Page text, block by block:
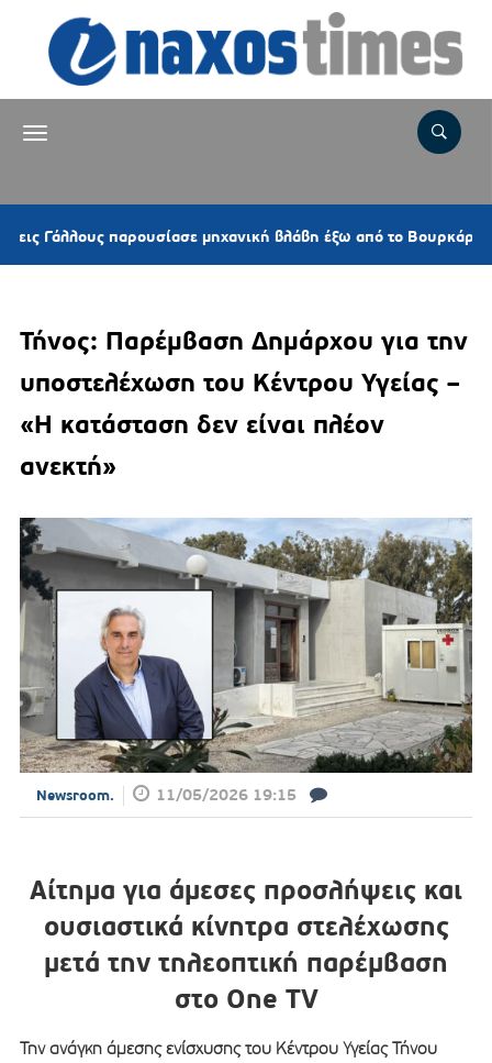
Γάλλους παρουσίασε μηχανική βλάβη έξω από το Βουρκάρι
Τήνος: Παρέμβαση Δημάρχου για την
υποστελέχωση του Κέντρου Υγείας –
«Η κατάσταση δεν είναι πλέον
ανεκτή»
Newsroom. 11/05/2026 19:15
Αίτημα για άμεσες προσλήψεις και
ουσιαστικά κίνητρα στελέχωσης
μετά την τηλεοπτική παρέμβαση
στο One TV
Την ανάγκη άμεσης ενίσχυσης του Κέντρου Υγείας Τήνου